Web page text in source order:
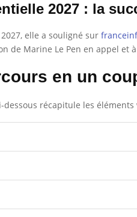
2027 : la
elle a souligné sur
de Marine Le Pen en appel et
en un
dessous récapitule les